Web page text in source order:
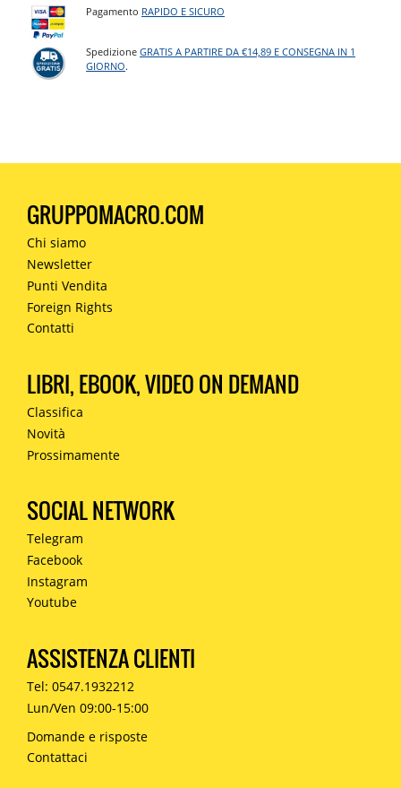
Pagamento RAPIDO E SICURO
SpedizioneGRATIS A PARTIRE DA €14,89 E CONSEGNA IN 1
GIORNO.
GRUPPOMACRO.COM
Chi siamo
Newsletter
Punti Vendita
Foreign Rights
Contatti
LIBRI, EBOOK, VIDEO ON DEMAND
Classifica
Novità
Prossimamente
SOCIAL NETWORK
Telegram
Facebook
Instagram
Youtube
ASSISTENZA CLIENTI
Tel: 0547.1932212
Lun/Ven 09:00-15:00
Domande e risposte
Contattaci